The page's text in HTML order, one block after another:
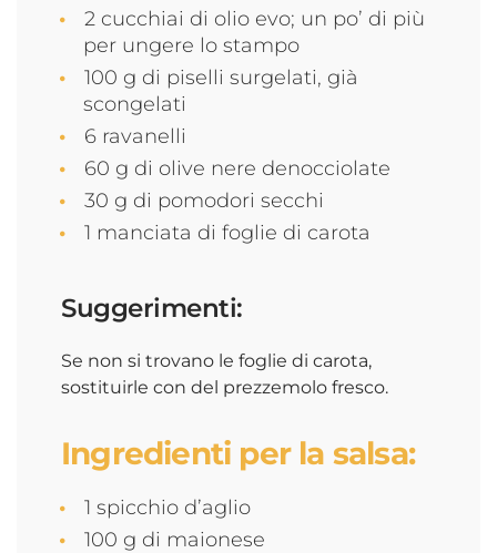
2 cucchiai di olio evo; un po’ di più
per ungere lo stampo
100 g di piselli surgelati, già
scongelati
6 ravanelli
60 g di olive nere denocciolate
30 g di pomodori secchi
1 manciata di foglie di carota
Suggerimenti:
Se non si trovano le foglie di carota,
sostituirle con del prezzemolo fresco.
Ingredienti per la salsa:
1 spicchio d’aglio
100 g di maionese